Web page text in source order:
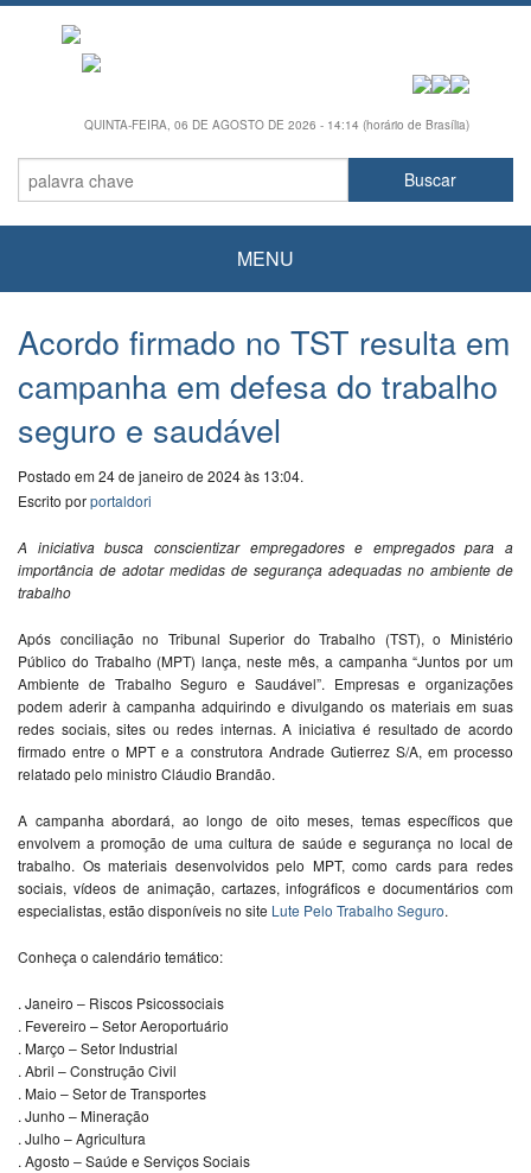
QUINTA-FEIRA, 06 DE AGOSTO DE 2026 - 14:14 (horário de Brasília)
MENU
Acordo firmado no TST resulta em
campanha em defesa do trabalho
seguro e saudável
Postado em 24 de janeiro de 2024 às 13:04.
Escrito porportaldori
A iniciativa busca conscientizar empregadores e empregados para a
importância de adotar medidas de segurança adequadas no ambiente de
trabalho
Após conciliação no Tribunal Superior do Trabalho (TST), o Ministério
Público do Trabalho (MPT) lança, neste mês, a campanha “Juntos por um
Ambiente de Trabalho Seguro e Saudável”. Empresas e organizações
podem aderir à campanha adquirindo e divulgando os materiais em suas
redes sociais, sites ou redes internas. A iniciativa é resultado de acordo
firmado entre o MPT e a construtora Andrade Gutierrez S/A, em processo
relatado pelo ministro Cláudio Brandão.
A campanha abordará, ao longo de oito meses, temas específicos que
envolvem a promoção de uma cultura de saúde e segurança no local de
trabalho. Os materiais desenvolvidos pelo MPT, como cards para redes
sociais, vídeos de animação, cartazes, infográficos e documentários com
especialistas, estão disponíveis no site Lute Pelo Trabalho Seguro.
Conheça o calendário temático:
. Janeiro – Riscos Psicossociais
. Fevereiro – Setor Aeroportuário
. Março – Setor Industrial
. Abril – Construção Civil
. Maio – Setor de Transportes
. Junho – Mineração
. Julho – Agricultura
. Agosto – Saúde e Serviços Sociais